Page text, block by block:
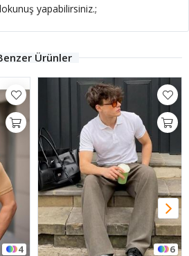
yapabilirsiniz.;
Ürünler
4 6